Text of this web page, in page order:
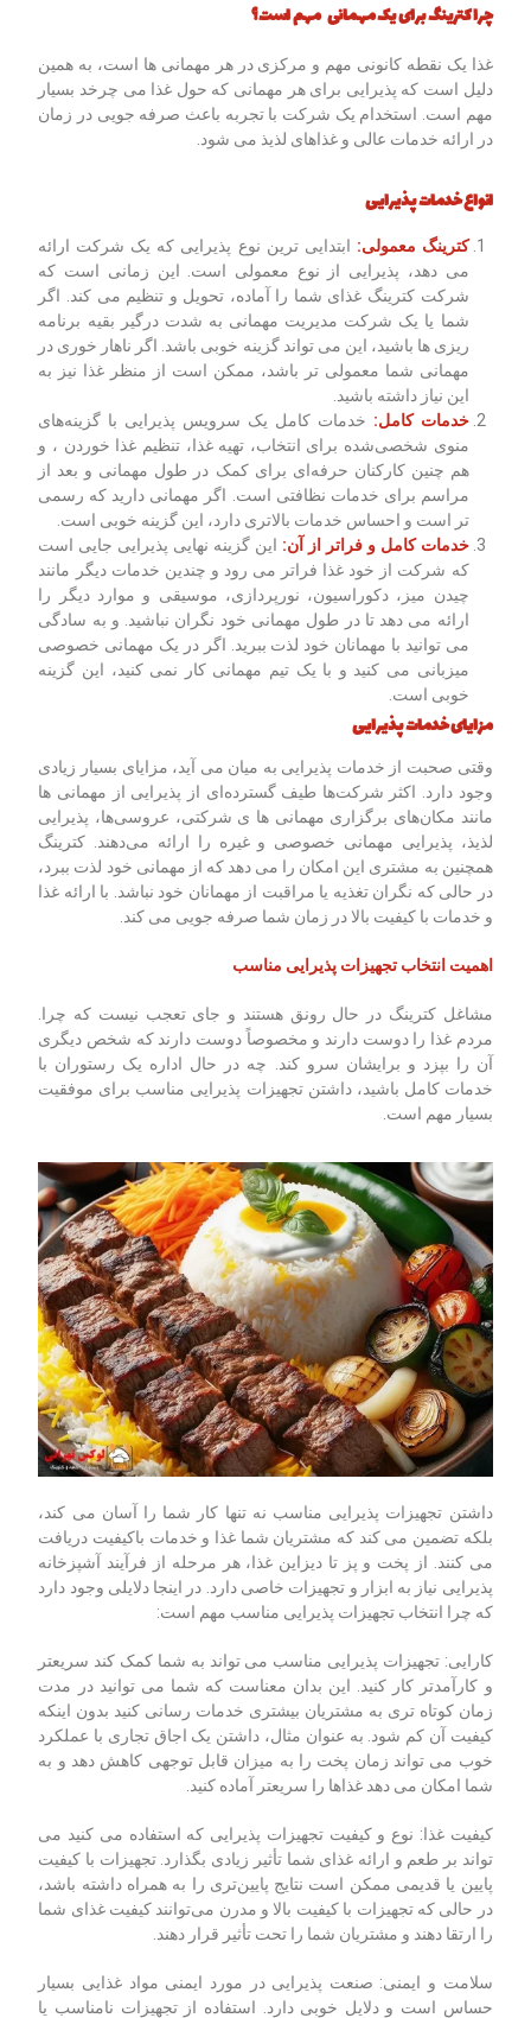
چرا کترینگ برای یک مهمانی مهم است؟
غذا یک نقطه کانونی مهم و مرکزی در هر مهمانی ها است، به همین
دلیل است که پذیرایی برای هر مهمانی که حول غذا می چرخد بسیار
مهم است. استخدام یک شرکت با تجربه باعث صرفه جویی در زمان
در ارائه خدمات عالی و غذاهای لذیذ می شود.
انواع خدمات پذیرایی
کترینگ معمولی: ابتدایی ترین نوع پذیرایی که یک شرکت ارائه
می دهد، پذیرایی از نوع معمولی است. این زمانی است که
شرکت کترینگ غذای شما را آماده، تحویل و تنظیم می کند. اگر
شما یا یک شرکت مدیریت مهمانی به شدت درگیر بقیه برنامه
ریزی ها باشید، این می تواند گزینه خوبی باشد. اگر ناهار خوری در
مهمانی شما معمولی تر باشد، ممکن است از منظر غذا نیز به
این نیاز داشته باشید.
خدمات کامل: خدمات کامل یک سرویس پذیرایی با گزینه‌های
منوی شخصی‌شده برای انتخاب، تهیه غذا، تنظیم غذا خوردن ، و
هم چنین کارکنان حرفه‌ای برای کمک در طول مهمانی و بعد از
مراسم برای خدمات نظافتی است. اگر مهمانی دارید که رسمی
تر است و احساس خدمات بالاتری دارد، این گزینه خوبی است.
خدمات کامل و فراتر از آن: این گزینه نهایی پذیرایی جایی است
که شرکت از خود غذا فراتر می رود و چندین خدمات دیگر مانند
چیدن میز، دکوراسیون، نورپردازی، موسیقی و موارد دیگر را
ارائه می دهد تا در طول مهمانی خود نگران نباشید. و به سادگی
می توانید با مهمانان خود لذت ببرید. اگر در یک مهمانی خصوصی
میزبانی می کنید و با یک تیم مهمانی کار نمی کنید، این گزینه
خوبی است.
مزایای خدمات پذیرایی
وقتی صحبت از خدمات پذیرایی به میان می آید، مزایای بسیار زیادی
وجود دارد. اکثر شرکت‌ها طیف گسترده‌ای از پذیرایی از مهمانی ها
مانند مکان‌های برگزاری مهمانی ها ی شرکتی، عروسی‌ها، پذیرایی
لذیذ، پذیرایی مهمانی خصوصی و غیره را ارائه می‌دهند. کترینگ
همچنین به مشتری این امکان را می دهد که از مهمانی خود لذت ببرد،
در حالی که نگران تغذیه یا مراقبت از مهمانان خود نباشد. با ارائه غذا
و خدمات با کیفیت بالا در زمان شما صرفه جویی می کند.
اهمیت انتخاب تجهیزات پذیرایی مناسب
مشاغل کترینگ در حال رونق هستند و جای تعجب نیست که چرا.
مردم غذا را دوست دارند و مخصوصاً دوست دارند که شخص دیگری
آن را بپزد و برایشان سرو کند. چه در حال اداره یک رستوران با
خدمات کامل باشید، داشتن تجهیزات پذیرایی مناسب برای موفقیت
بسیار مهم است.
داشتن تجهیزات پذیرایی مناسب نه تنها کار شما را آسان می کند،
بلکه تضمین می کند که مشتریان شما غذا و خدمات باکیفیت دریافت
می کنند. از پخت و پز تا دیزاین غذا، هر مرحله از فرآیند آشپزخانه
پذیرایی نیاز به ابزار و تجهیزات خاصی دارد. در اینجا دلایلی وجود دارد
که چرا انتخاب تجهیزات پذیرایی مناسب مهم است:
کارایی: تجهیزات پذیرایی مناسب می تواند به شما کمک کند سریعتر
و کارآمدتر کار کنید. این بدان معناست که شما می توانید در مدت
زمان کوتاه تری به مشتریان بیشتری خدمات رسانی کنید بدون اینکه
کیفیت آن کم شود. به عنوان مثال، داشتن یک اجاق تجاری با عملکرد
خوب می تواند زمان پخت را به میزان قابل توجهی کاهش دهد و به
شما امکان می دهد غذاها را سریعتر آماده کنید.
کیفیت غذا: نوع و کیفیت تجهیزات پذیرایی که استفاده می کنید می
تواند بر طعم و ارائه غذای شما تأثیر زیادی بگذارد. تجهیزات با کیفیت
پایین یا قدیمی ممکن است نتایج پایین‌تری را به همراه داشته باشد،
در حالی که تجهیزات با کیفیت بالا و مدرن می‌توانند کیفیت غذای شما
را ارتقا دهند و مشتریان شما را تحت تأثیر قرار دهند.
سلامت و ایمنی: صنعت پذیرایی در مورد ایمنی مواد غذایی بسیار
حساس است و دلایل خوبی دارد. استفاده از تجهیزات نامناسب یا